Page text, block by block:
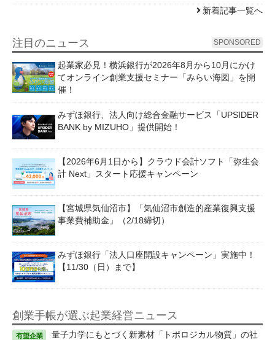
新着記事一覧へ
注目のニュース SPONSORED
起業家必見！横浜銀行が2026年8月から10月にかけ
てオンライン創業支援セミナー「みらい海図」を開
催！
みずほ銀行、法人向け総合金融サービス「UPSIDER
BANK by MIZUHO」提供開始！
【2026年6月1日から】クラウド会計ソフト「弥生会
計 Next」スタート応援キャンペーン
【宮城県気仙沼市】「気仙沼市創造的産業復興支援
事業費補助金」（2/18締切）
みずほ銀行「法人口座開設キャンペーン」実施中！
【11/30（日）まで】
創業手帳が選ぶ起業経営ニュース
量子力学にもとづく新素材「トポロジカル物質」の社